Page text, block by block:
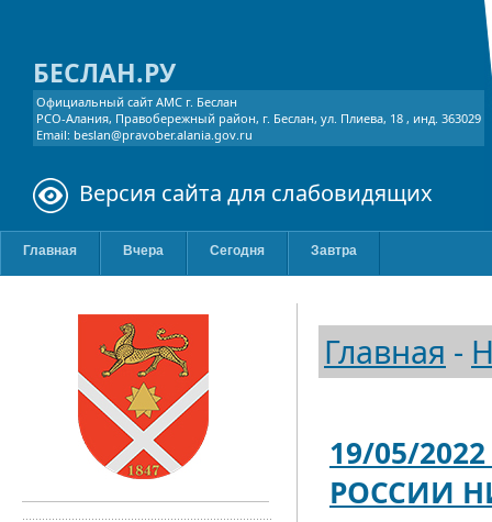
БЕСЛАН.РУ
Официальный сайт АМС г. Беслан
РСО-Алания, Правобережный район, г. Беслан, ул. Плиева, 18 , инд. 363029
Email: beslan@pravober.alania.gov.ru
Версия сайта для слабовидящих
Главная Вчера Сегодня Завтра
Главная -
19/05/
РОССИИ